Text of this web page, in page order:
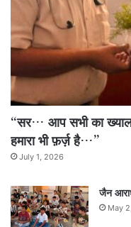
“सर… आप सभी का
हमारा भी फ़र्ज़ है…”
July 1, 2026
जैन
May